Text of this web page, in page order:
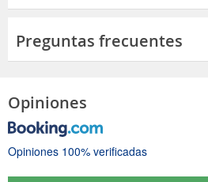
Preguntas frecuentes
Opiniones
Opiniones 100% verificadas